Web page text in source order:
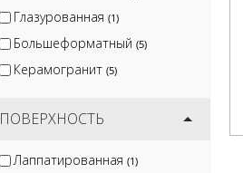
Глазурованная (1)
Большеформатный (5)
Керамогранит (5)
ПОВЕРХНОСТЬ
Лаппатированная (1)